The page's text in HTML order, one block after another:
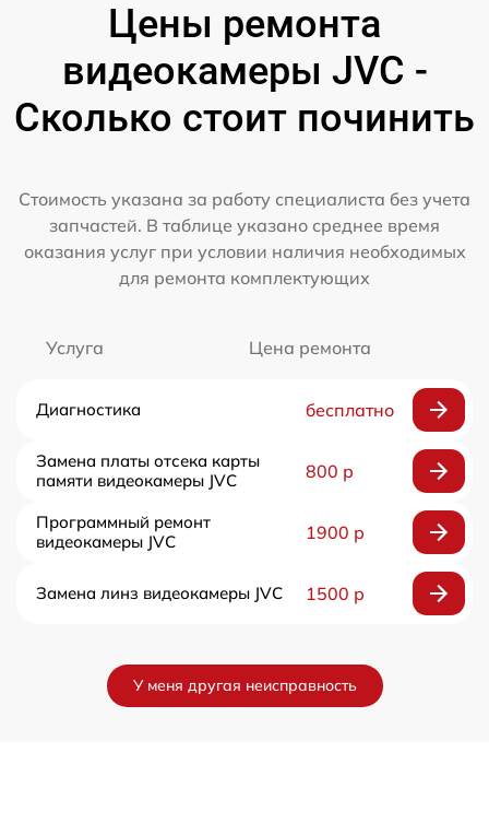
Цены ремонта
видеокамеры JVC -
Сколько стоит починить
Стоимость указана за работу специалиста без учета
запчастей. В таблице указано среднее время
оказания услуг при условии наличия необходимых
для ремонта комплектующих
Услуга Цена ремонта
Диагностика бесплатно
Замена платы отсека карты
памяти видеокамеры JVC
800 р
Программный ремонт
видеокамеры JVC
1900 р
Замена линз видеокамеры JVC 1500 р
У меня другая неисправность